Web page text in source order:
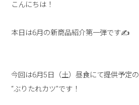
こんにちは！
本日は6月の新商品紹介第一弾です✍
今回は6月5日（土）昼食にて提供予定の
“ぶりたれカツ”です！